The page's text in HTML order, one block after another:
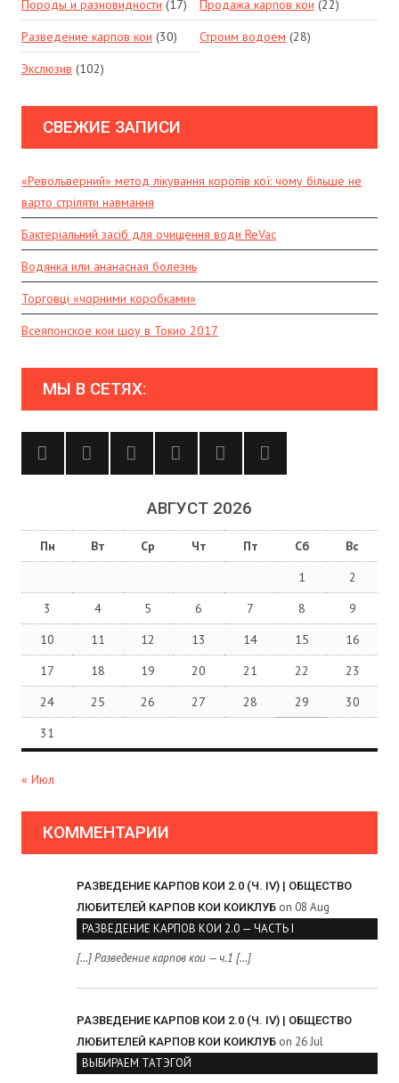
Породы и разновидности (17) Продажа карпов кои (22)
Разведение карпов кои (30) Строим водоем (28)
Экслюзив (102)
СВЕЖИЕ ЗАПИСИ
«Револьверний» метод лікування коропів кої: чому більше не
варто стріляти навмання
Бактеріальний засіб для очищення води ReVac
Водянка или ананасная болезнь
Торговці «чорними коробками»
Всеяпонское кои шоу в Токио 2017
МЫ В СЕТЯХ:
АВГУСТ 2026
Пн Вт Ср Чт Пт Сб
Вс
1
2
3
4 5 6 7 8
9
10
11 12 13 14 15
16
17
18 19 20 21 22
23
24
25 26 27 28 29
30
31
« Июл
КОММЕНТАРИИ
РАЗВЕДЕНИЕ КАРПОВ КОИ 2.0 (Ч. IV) | ОБЩЕСТВО
ЛЮБИТЕЛЕЙ КАРПОВ КОИ КОИКЛУБ on 08 Aug
РАЗВЕДЕНИЕ КАРПОВ КОИ 2.0 — ЧАСТЬ I
[…] Разведение карпов кои — ч.1 […]
РАЗВЕДЕНИЕ КАРПОВ КОИ 2.0 (Ч. IV) | ОБЩЕСТВО
ЛЮБИТЕЛЕЙ КАРПОВ КОИ КОИКЛУБ on 26 Jul
ВЫБИРАЕМ ТАТЭГОЙ